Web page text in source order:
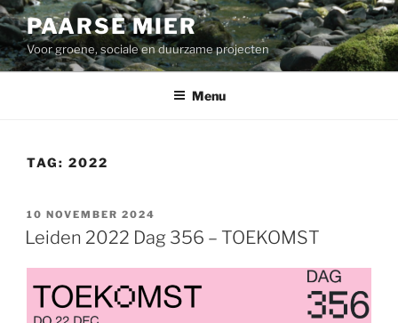
Ga
naar
de
inhoud
PAARSE MIER
Voor groene, sociale en duurzame projecten
Menu
TAG: 2022
GEPLAATST
OP
10 NOVEMBER 2024
Leiden 2022 Dag 356 – TOEKOMST